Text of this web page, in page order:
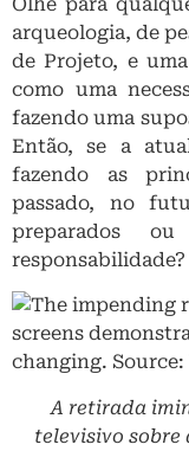
arqueologia, de
de Projeto, e
como uma
fazendo uma
Então, se a
fazendo as
passado, no
preparados
responsabilidade?
A retirada
televisivo